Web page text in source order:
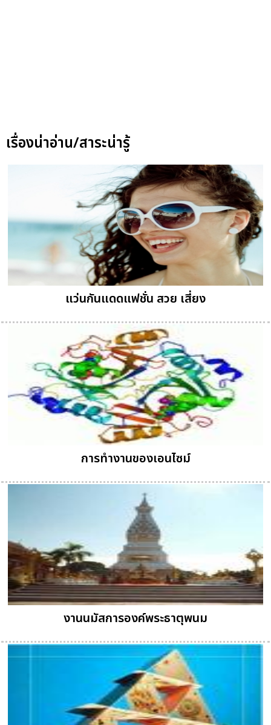
เรื่องน่าอ่าน/สาระน่ารู้
แว่นกันแดดแฟชั่น สวย เสี่ยง
การทำงานของเอนไซม์
งานนมัสการองค์พระธาตุพนม